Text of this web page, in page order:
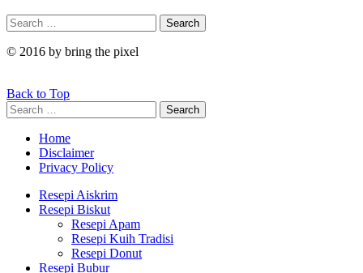
Search
for:
Search
© 2016 by bring the pixel
Back to Top
Search
for:
Search
Home
Disclaimer
Privacy Policy
Resepi Aiskrim
Resepi Biskut
Resepi Apam
Resepi Kuih Tradisi
Resepi Donut
Resepi Bubur